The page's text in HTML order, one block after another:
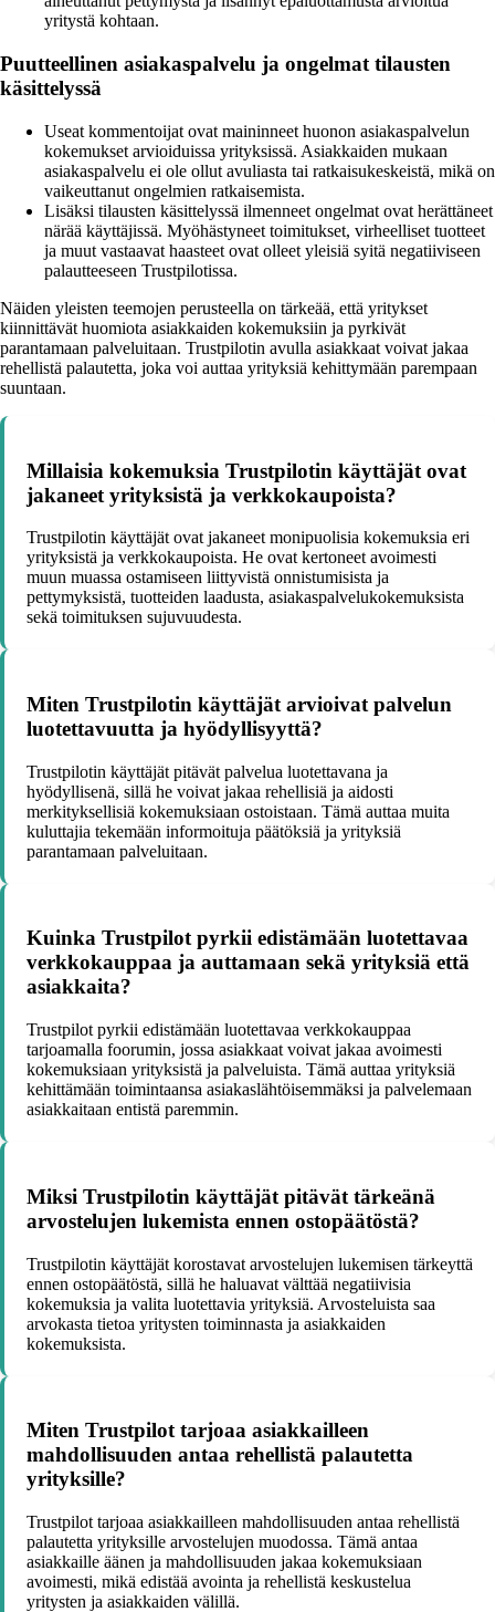
yritystä kohtaan.
Puutteellinen asiakaspalvelu ja ongelmat tilausten
käsittelyssä
Useat kommentoijat ovat maininneet huonon asiakaspalvelun
kokemukset arvioiduissa yrityksissä. Asiakkaiden mukaan
asiakaspalvelu ei ole ollut avuliasta tai ratkaisukeskeistä, mikä on
vaikeuttanut ongelmien ratkaisemista.
Lisäksi tilausten käsittelyssä ilmenneet ongelmat ovat herättäneet
närää käyttäjissä. Myöhästyneet toimitukset, virheelliset tuotteet
ja muut vastaavat haasteet ovat olleet yleisiä syitä negatiiviseen
palautteeseen Trustpilotissa.
Näiden yleisten teemojen perusteella on tärkeää, että yritykset
kiinnittävät huomiota asiakkaiden kokemuksiin ja pyrkivät
parantamaan palveluitaan. Trustpilotin avulla asiakkaat voivat jakaa
rehellistä palautetta, joka voi auttaa yrityksiä kehittymään parempaan
suuntaan.
Millaisia kokemuksia Trustpilotin käyttäjät ovat
jakaneet yrityksistä ja verkkokaupoista?
Trustpilotin käyttäjät ovat jakaneet monipuolisia kokemuksia eri
yrityksistä ja verkkokaupoista. He ovat kertoneet avoimesti
muun muassa ostamiseen liittyvistä onnistumisista ja
pettymyksistä, tuotteiden laadusta, asiakaspalvelukokemuksista
sekä toimituksen sujuvuudesta.
Miten Trustpilotin käyttäjät arvioivat palvelun
luotettavuutta ja hyödyllisyyttä?
Trustpilotin käyttäjät pitävät palvelua luotettavana ja
hyödyllisenä, sillä he voivat jakaa rehellisiä ja aidosti
merkityksellisiä kokemuksiaan ostoistaan. Tämä auttaa muita
kuluttajia tekemään informoituja päätöksiä ja yrityksiä
parantamaan palveluitaan.
Kuinka Trustpilot pyrkii edistämään luotettavaa
verkkokauppaa ja auttamaan sekä yrityksiä että
asiakkaita?
Trustpilot pyrkii edistämään luotettavaa verkkokauppaa
tarjoamalla foorumin, jossa asiakkaat voivat jakaa avoimesti
kokemuksiaan yrityksistä ja palveluista. Tämä auttaa yrityksiä
kehittämään toimintaansa asiakaslähtöisemmäksi ja palvelemaan
asiakkaitaan entistä paremmin.
Miksi Trustpilotin käyttäjät pitävät tärkeänä
arvostelujen lukemista ennen ostopäätöstä?
Trustpilotin käyttäjät korostavat arvostelujen lukemisen tärkeyttä
ennen ostopäätöstä, sillä he haluavat välttää negatiivisia
kokemuksia ja valita luotettavia yrityksiä. Arvosteluista saa
arvokasta tietoa yritysten toiminnasta ja asiakkaiden
kokemuksista.
Miten Trustpilot tarjoaa asiakkailleen
mahdollisuuden antaa rehellistä palautetta
yrityksille?
Trustpilot tarjoaa asiakkailleen mahdollisuuden antaa rehellistä
palautetta yrityksille arvostelujen muodossa. Tämä antaa
asiakkaille äänen ja mahdollisuuden jakaa kokemuksiaan
avoimesti, mikä edistää avointa ja rehellistä keskustelua
yritysten ja asiakkaiden välillä.